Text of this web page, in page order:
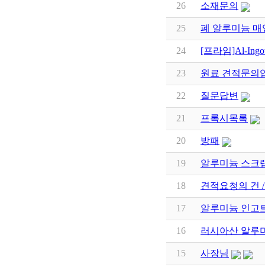
26 소재문의
25 폐 알루미늄 매
24 [프라임]Al-
23 원료 견적문의
22 질문답변
21 프록시목록
20 방패
19 알루미늄 스크
18 견적요청의 건
17 알루미늄 인고
16 러시아산 알루
15 사장님